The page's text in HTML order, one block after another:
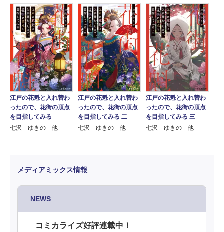
江戸の花魁と入れ替わ
ったので、花街の頂点
を目指してみる
七沢 ゆきの 他
江戸の花魁と入れ替わ
ったので、花街の頂点
を目指してみる 二
七沢 ゆきの 他
江戸の花魁と入れ替わ
ったので、花街の頂点
を目指してみる 三
七沢 ゆきの 他
メディアミックス情報
NEWS
コミカライズ好評連載中！